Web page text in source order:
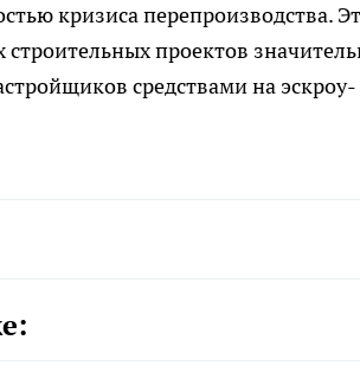
кризиса перепроизводства.
проектов
средствами на эскроу-